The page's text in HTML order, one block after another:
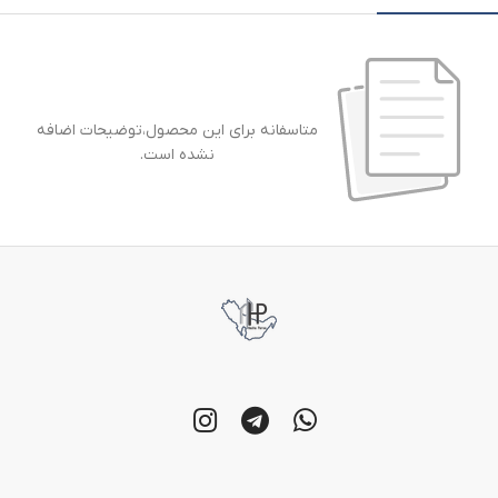
متاسفانه برای این محصول،توضیحات اضافه
نشده است.